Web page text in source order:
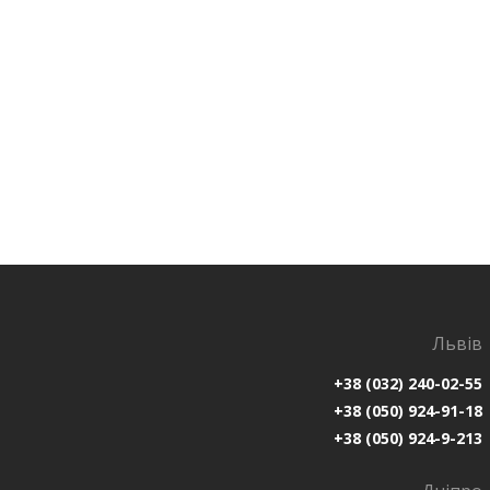
Львів
+38 (032) 240-02-55
+38 (050) 924-91-18
+38 (050) 924-9-213